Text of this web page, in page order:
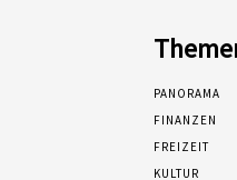
PANORAMA
FINANZEN
FREIZEIT
KULTUR